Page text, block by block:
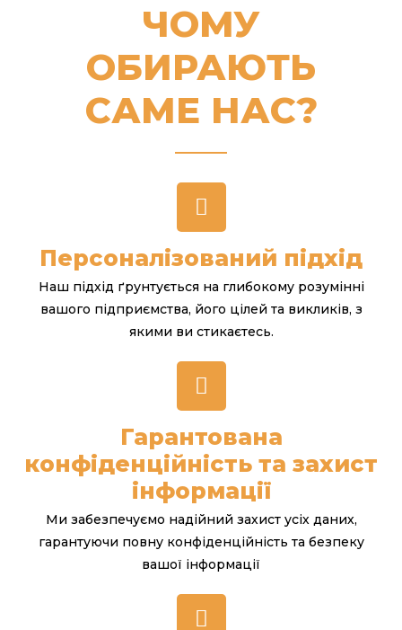
ЧОМУ
ОБИРАЮТЬ
САМЕ НАС?
Персоналізований підхід
Наш підхід ґрунтується на глибокому розумінні
вашого підприємства, його цілей та викликів, з
якими ви стикаєтесь.
Гарантована
конфіденційність та захист
інформації
Ми забезпечуємо надійний захист усіх даних,
гарантуючи повну конфіденційність та безпеку
вашої інформації